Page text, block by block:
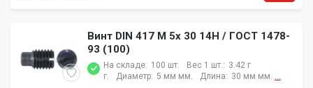
Винт DIN 417 M 5x 30 14H / ГОСТ 1478-
93 (100)
На складе: 100 шт. Вес 1 шт.: 3.42 г
г.
Диаметр: 5 мм мм. Длина: 30 мм мм. ...